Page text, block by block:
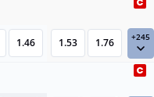
1.46 1.53 1.76 +245